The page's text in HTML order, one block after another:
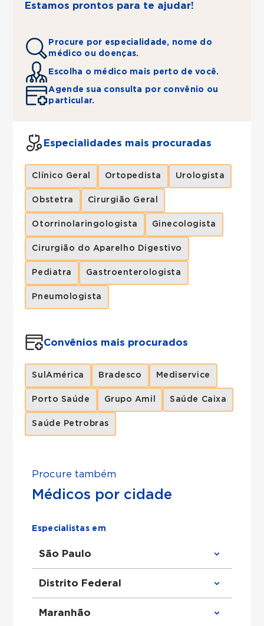
Estamos prontos para te ajudar!
Procure por especialidade, nome do
médico ou doenças.
Escolha o médico mais perto de você.
Agende sua consulta por convênio ou
particular.
Especialidades mais procuradas
Clínico Geral Ortopedista Urologista
Obstetra Cirurgião Geral
Otorrinolaringologista Ginecologista
Cirurgião do Aparelho Digestivo
Pediatra Gastroenterologista
Pneumologista
Convênios mais procurados
SulAmérica Bradesco Mediservice
Porto Saúde Grupo Amil Saúde Caixa
Saúde Petrobras
Procure também
Médicos por cidade
Especialistas em
São Paulo
Clínico Geral em São Paulo
Urologista em São Paulo
Obstetra em São Paulo
Cirurgião Geral em São Paulo
Distrito Federal
Clínico Geral em Distrito Federal
Maranhão